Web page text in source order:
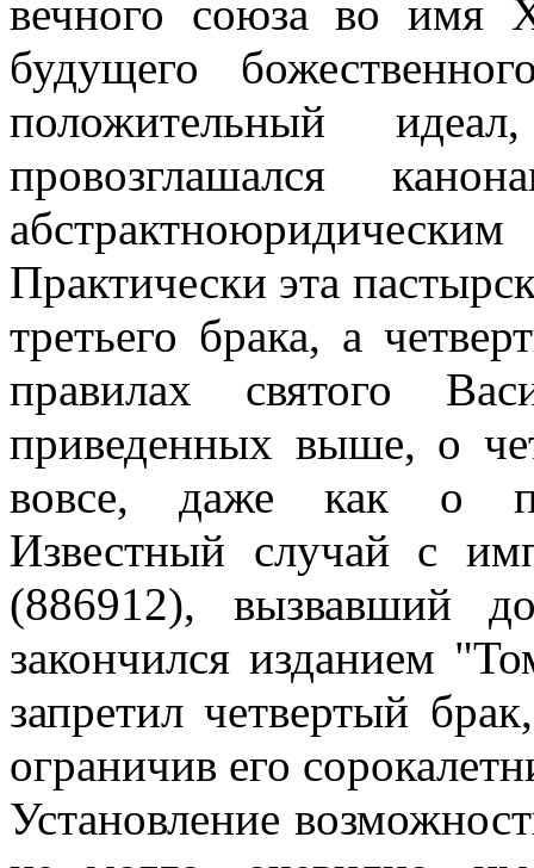
вечного союза во имя
будущего
положительный
провозглашался
Практически эта
третьего брака, а
правилах святого
приведенных выше, о
вовсе, даже как о
Известный случай с
(886912), вызвавший
закончился изданием
запретил четвертый
ограничив его
Установление